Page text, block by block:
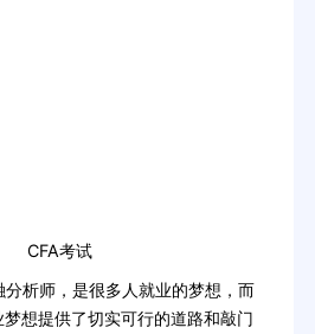
析师，是很多人就业的梦想，而
想提供了切实可行的道路和敲门